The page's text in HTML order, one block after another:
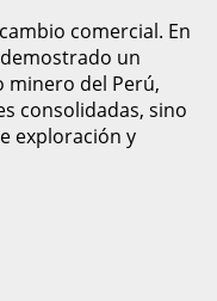
comercial. En
un
del Perú,
consolidadas, sino
exploración y